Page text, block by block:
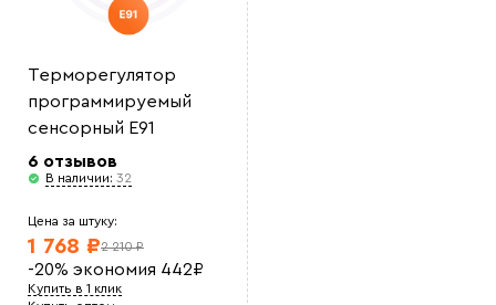
Терморегулятор
программируемый
сенсорный E91
6 отзывов
В наличии: 32
Цена за штуку:
2 210 ₽
1 768 ₽
-20% экономия 442₽
Купить в 1 клик